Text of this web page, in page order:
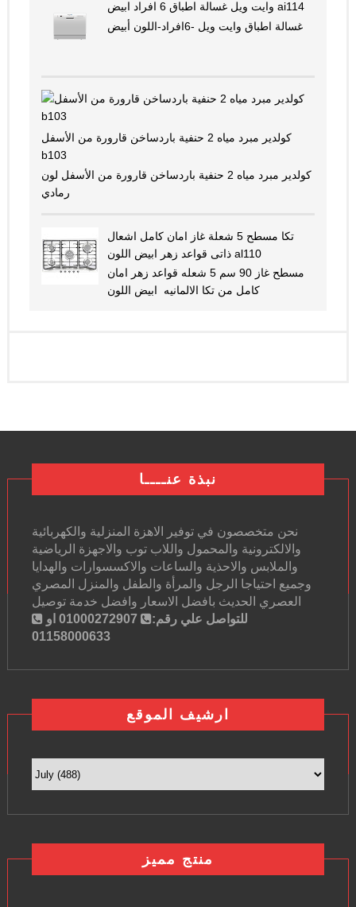
وايت ويل غسالة اطباق 6 افراد ابيض ai114
غسالة اطباق وايت ويل -6افراد-اللون أبيض
كولدير مبرد مياه 2 حنفية باردساخن قارورة من الأسفل
b103
كولدير مبرد مياه 2 حنفية باردساخن قارورة من الأسفل لون
رمادي
تكا مسطح 5 شعلة غاز امان كامل اشعال
ذاتى قواعد زهر ابيض اللون al110
مسطح غاز 90 سم 5 شعله قواعد زهر امان
كامل من تكا الالمانيه ابيض اللون
نبذة عنــــا
نحن متخصصون في توفير الاهزة المنزلية والكهربائية
والالكترونية والمحمول واللاب توب والاجهزة الرياضية
والملابس والاحذية والساعات والاكسسوارات والهدايا
وجميع احتياجا الرجل والمرأة والطفل والمنزل المصري
العصري الحديث بافضل الاسعار وافضل خدمة توصيل
للتواصل علي رقم:
01158000633
ارشيف الموقع
منتج مميز